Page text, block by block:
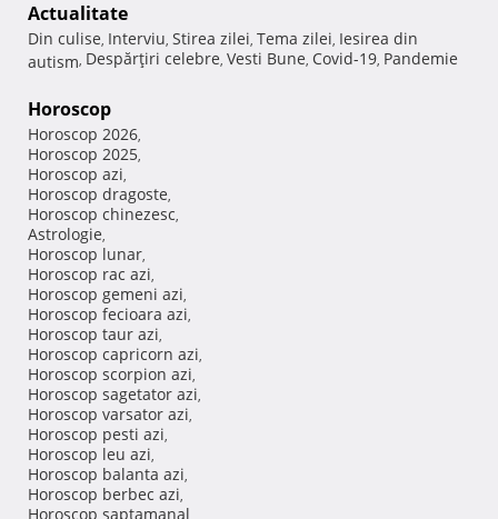
Actualitate
Din culise, Interviu, Stirea zilei, Tema zilei, Iesirea din
autism, Despărţiri celebre, Vesti Bune, Covid-19, Pandemie
Horoscop
Horoscop 2026,
Horoscop 2025,
Horoscop azi,
Horoscop dragoste,
Horoscop chinezesc,
Astrologie,
Horoscop lunar,
Horoscop rac azi,
Horoscop gemeni azi,
Horoscop fecioara azi,
Horoscop taur azi,
Horoscop capricorn azi,
Horoscop scorpion azi,
Horoscop sagetator azi,
Horoscop varsator azi,
Horoscop pesti azi,
Horoscop leu azi,
Horoscop balanta azi,
Horoscop berbec azi,
Horoscop saptamanal